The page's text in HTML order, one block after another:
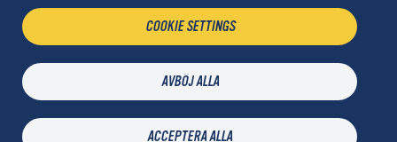
04 juni 2026 | © Air Liquide Healthcare 2021
COOKIE SETTINGS
AVBÖJ ALLA
ACCEPTERA ALLA